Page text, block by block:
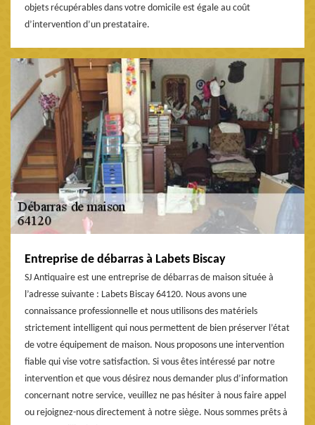
objets récupérables dans votre domicile est égale au coût
d’intervention d’un prestataire.
Entreprise de débarras à Labets Biscay
SJ Antiquaire est une entreprise de débarras de maison située à
l’adresse suivante : Labets Biscay 64120. Nous avons une
connaissance professionnelle et nous utilisons des matériels
strictement intelligent qui nous permettent de bien préserver l’état
de votre équipement de maison. Nous proposons une intervention
fiable qui vise votre satisfaction. Si vous êtes intéressé par notre
intervention et que vous désirez nous demander plus d’information
concernant notre service, veuillez ne pas hésiter à nous faire appel
ou rejoignez-nous directement à notre siège. Nous sommes prêts à